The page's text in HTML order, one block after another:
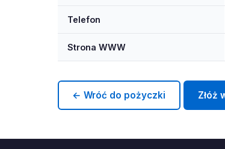
Telefon
Strona WWW
← Wróć do pożyczki Złóż